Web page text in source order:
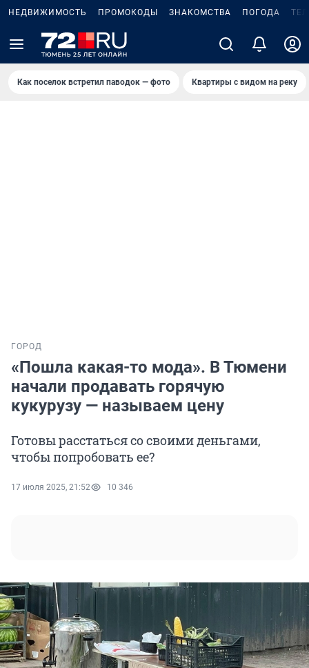
НЕДВИЖИМОСТЬ ПРОМОКОДЫ ЗНАКОМСТВА ПОГОДА
Как поселок встретил паводок — фото Квартиры с видом на реку
ГОРОД
«Пошла какая-то мода». В Тюмени
начали продавать горячую
кукурузу — называем цену
Готовы расстаться со своими деньгами,
чтобы попробовать ее?
17 июля 2025, 21:52 10 346